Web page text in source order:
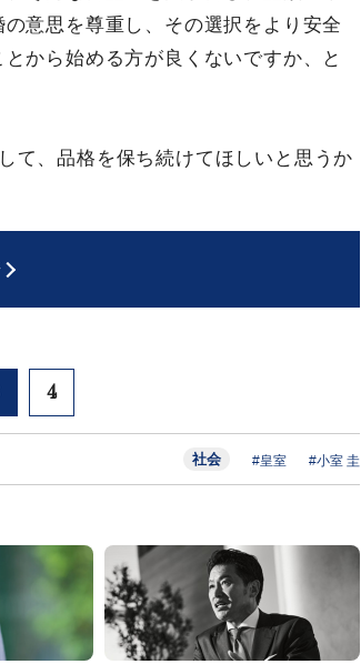
意思を尊重し、その選択をより安全
から始める方が良くないですか、と
て、品格を保ち続けてほしいと思うか
4
社会 #皇室 #小室 圭